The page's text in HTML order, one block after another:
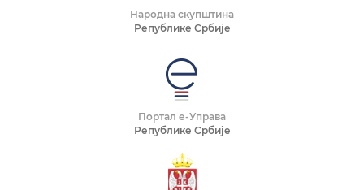
Народна скупштина
Републике Србије
Портал е-Управа
Републике Србије